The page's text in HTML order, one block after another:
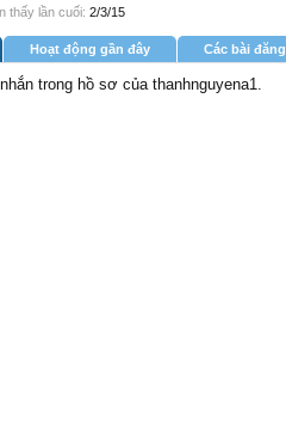
thấy lần cuối: 2/3/15
Hoạt động gần đây Các bài đăng
trong hồ sơ của thanhnguyena1.